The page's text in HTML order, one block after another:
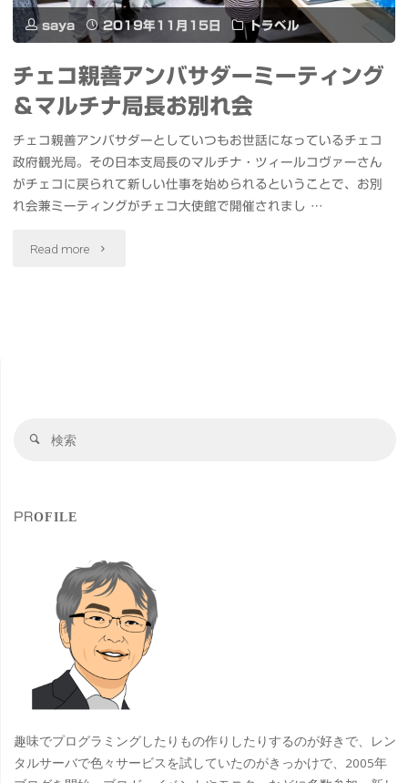
saya 2019年11月15日 トラベル
チェコ親善アンバサダーミーティング
＆マルチナ局長お別れ会
チェコ親善アンバサダーとしていつもお世話になっているチェコ
政府観光局。その日本支局長のマルチナ・ツィールコヴァーさん
がチェコに戻られて新しい仕事を始められるということで、お別
れ会兼ミーティングがチェコ大使館で開催されまし …
Read more "チ
ダ
ー
ミ
ー
ィ
検
PROFILE
趣味でプログラミングしたりもの作りしたりするのが好きで、レン
タルサーバで色々サービスを試していたのがきっかけで、2005年